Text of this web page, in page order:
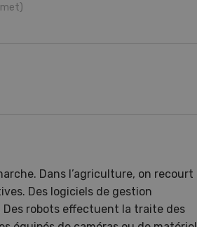
Dans l’agriculture, on recourt
Des logiciels de gestion
Des robots effectuent la traite des
Dossier L’agriculture à l’ère
du changement climatique